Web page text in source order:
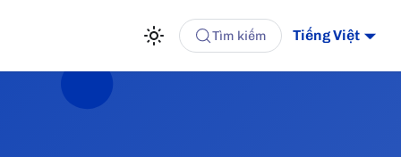
Tiếng Việt
Tìm kiếm